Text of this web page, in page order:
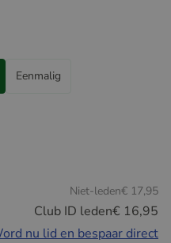
Eenmalig
Niet-leden€ 17,95
Club ID leden€ 16,95
nu lid en bespaar direct